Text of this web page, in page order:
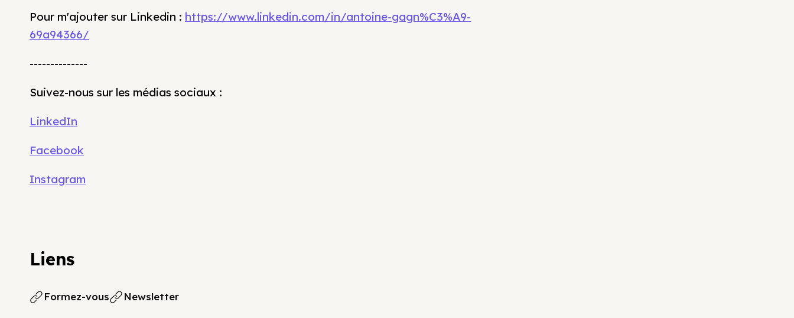
Pour m'ajouter sur Linkedin : https://www.linkedin.com/in/antoine-gagn%C3%A9-
69a94366/
--------------
Suivez-nous sur les médias sociaux :
LinkedIn
Facebook
Instagram
Liens
Formez-vous Newsletter